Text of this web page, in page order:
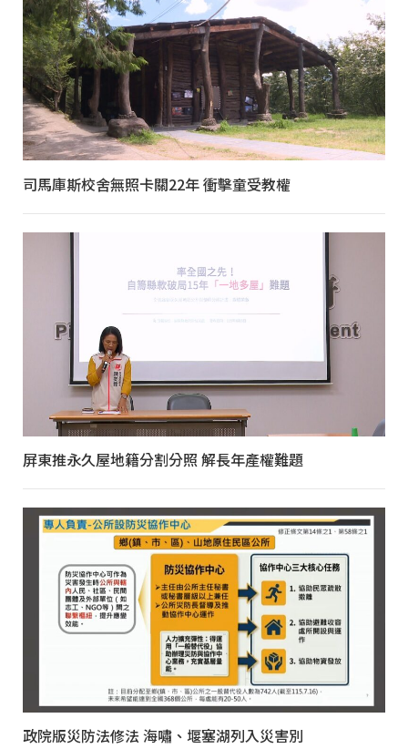
司馬庫斯校舍無照卡關22年 衝擊童受教權
屏東推永久屋地籍分割分照 解長年產權難題
政院版災防法修法 海嘯、堰塞湖列入災害別